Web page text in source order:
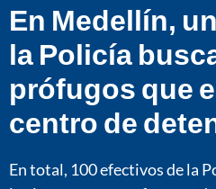
En Medellín,
la Policía
prófugos que
centro de
En total, 100 efectivos de la